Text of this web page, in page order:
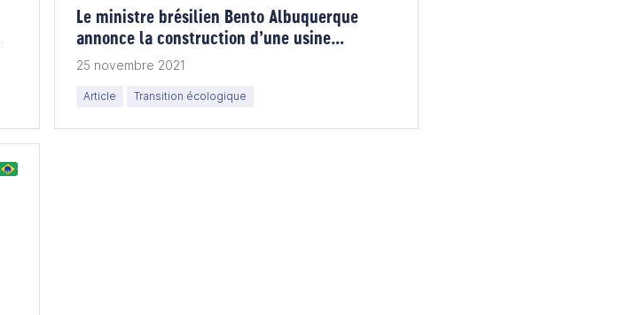
Le ministre brésilien Bento Albuquerque
annonce la construction d’une usine
nucléaire d’ici 2031 !
25 novembre 2021
Article Transition écologique